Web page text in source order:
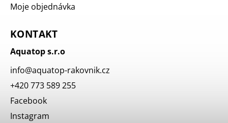
Moje objednávka
KONTAKT
Aquatop s.r.o
info@aquatop-rakovnik.cz
+420 773 589 255
Facebook
Instagram